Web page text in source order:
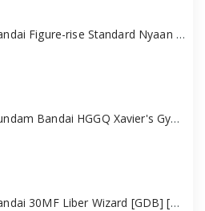
Mô hình Bandai Figure-rise Standard Nyaan - Gundam GQuuuuuuX [GDB] [FRS]
Mô hình Gundam Bandai HGGQ Xavier's Gyan Hakuji-Packs 1/144 [GDB] [BHG]
Mô hình Bandai 30MF Liber Wizard [GDB] [30MF]